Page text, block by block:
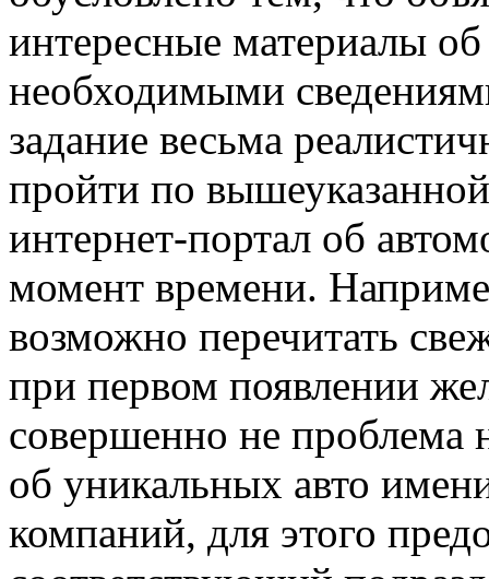
интересные материалы
необходимыми
задание весьма
пройти по
интернет-портал об
момент времени.
возможно перечитать
при первом появлении
совершенно не
об уникальных авто
компаний, для этого